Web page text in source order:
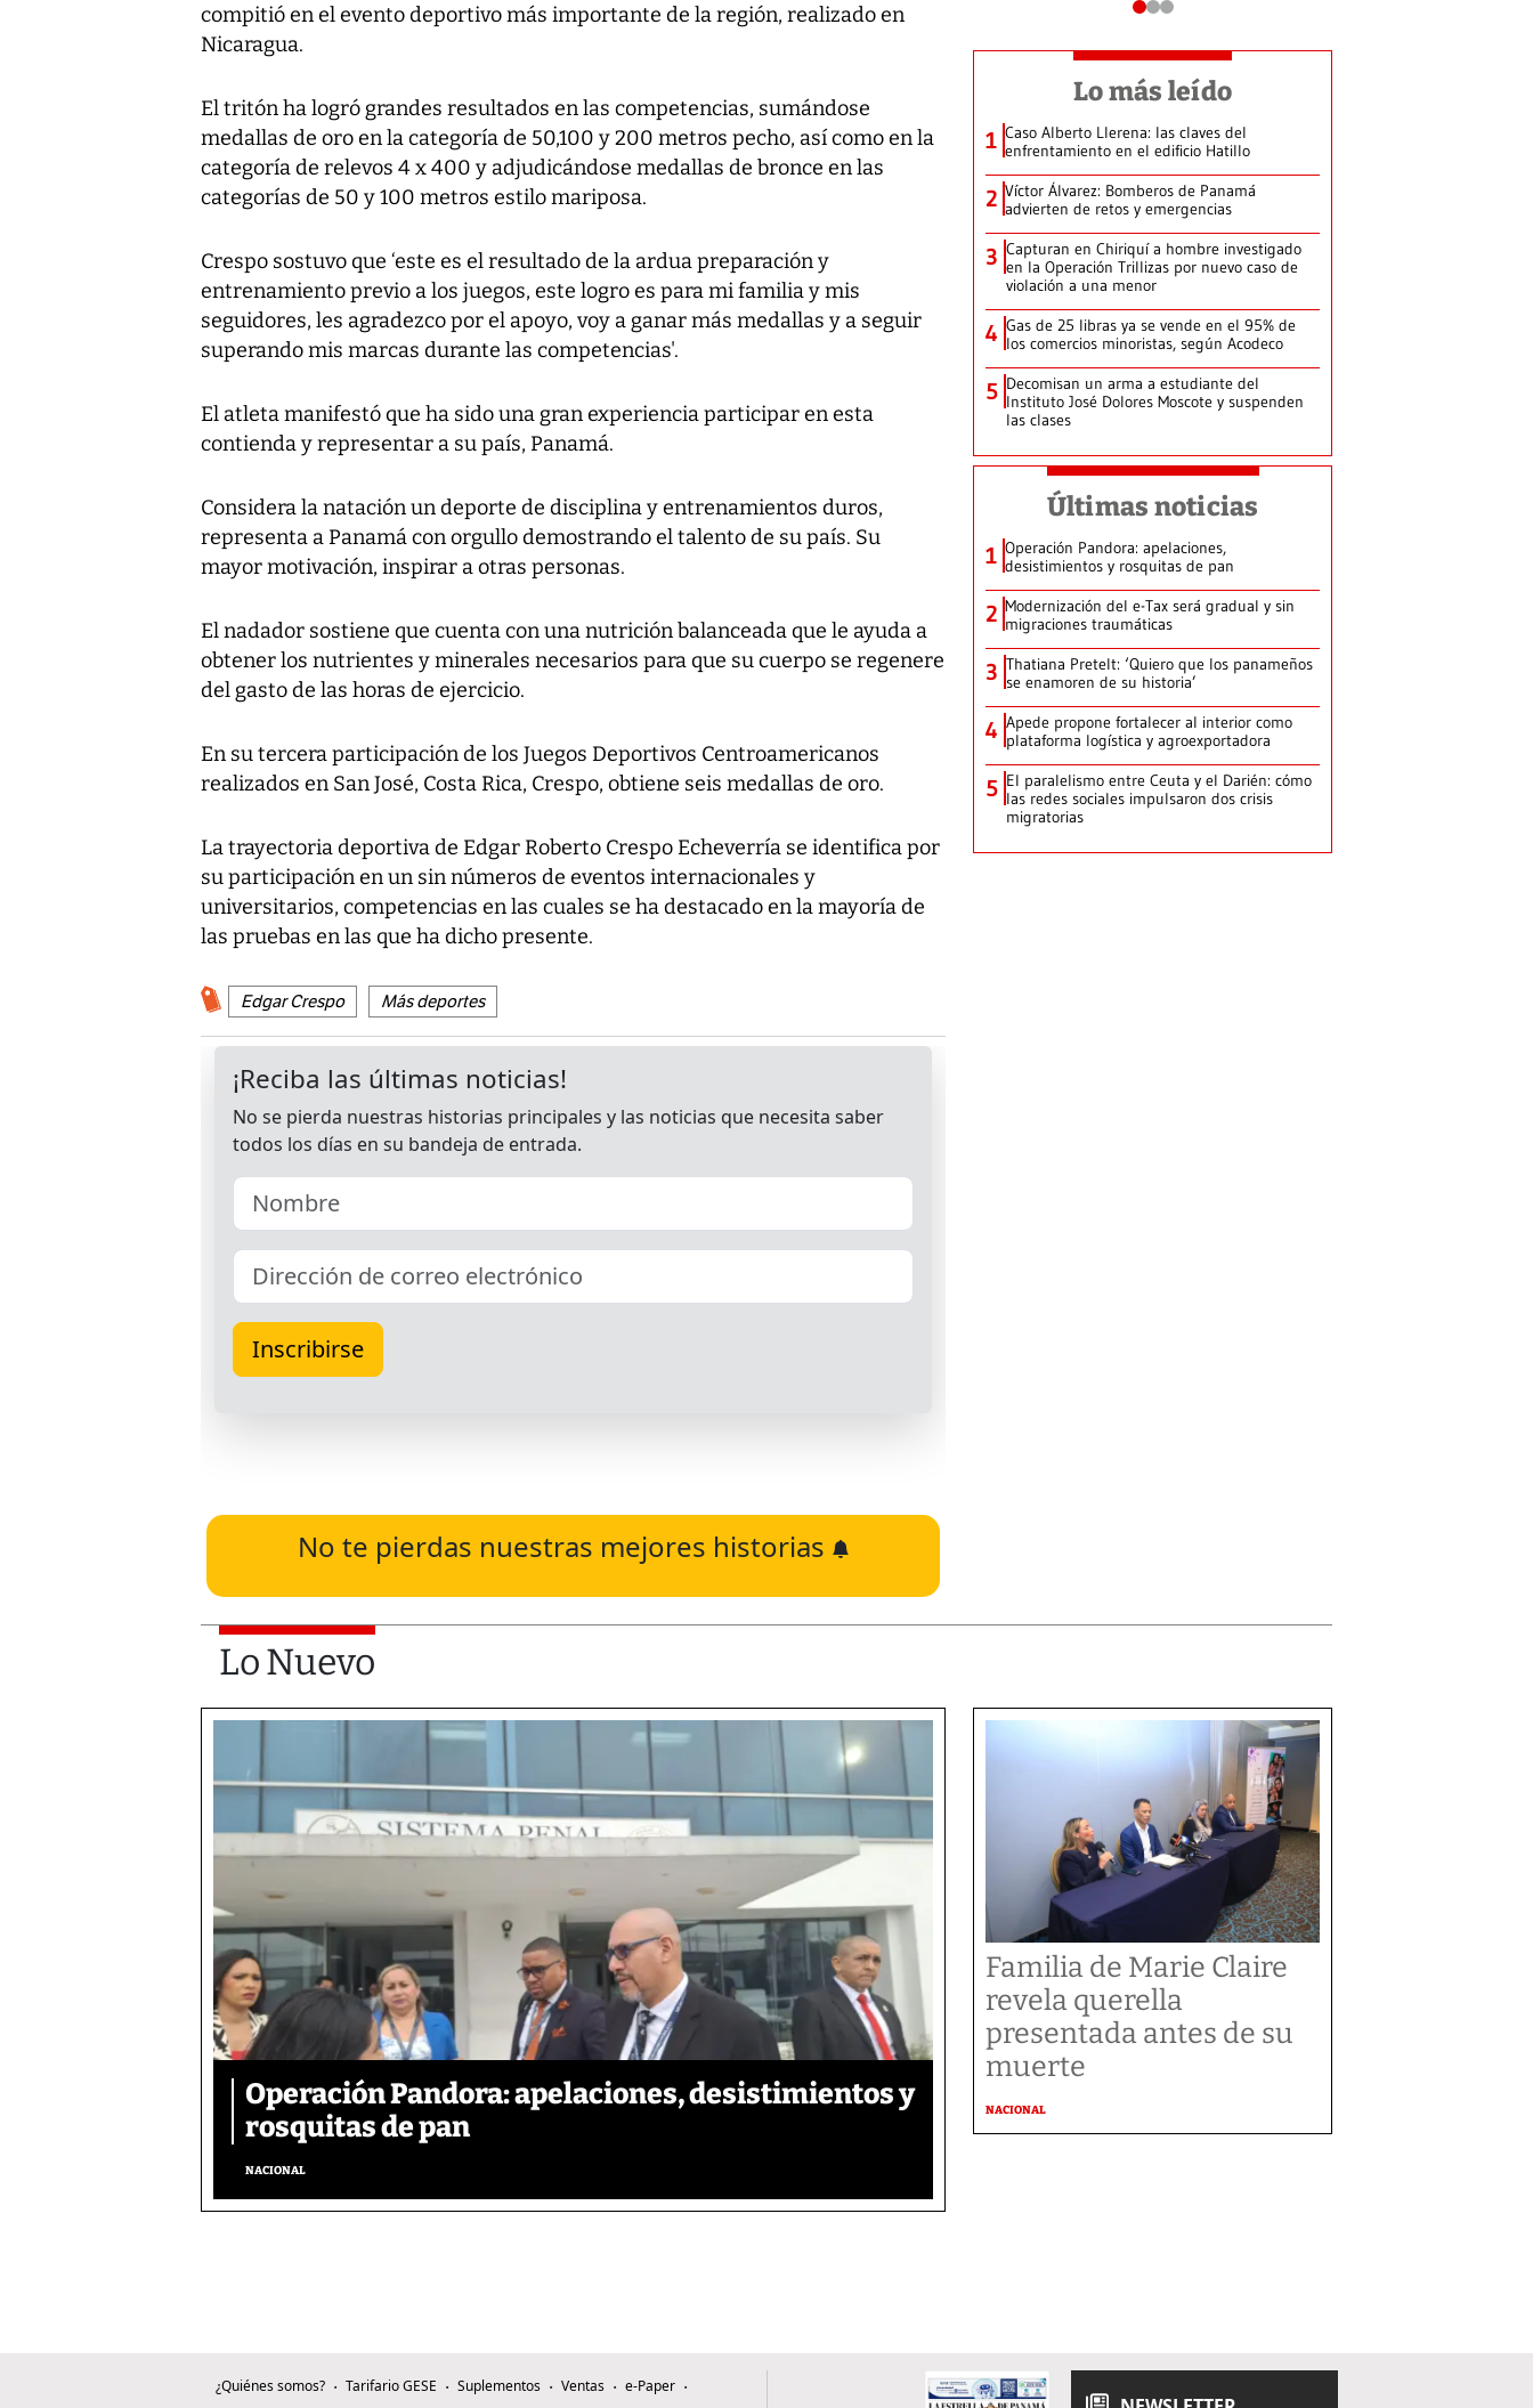
compitió en el evento deportivo más importante de la región, realizado en
Nicaragua.
El tritón ha logró grandes resultados en las competencias, sumándose
medallas de oro en la categoría de 50,100 y 200 metros pecho, así como en la
categoría de relevos 4 x 400 y adjudicándose medallas de bronce en las
categorías de 50 y 100 metros estilo mariposa.
Crespo sostuvo que ‘este es el resultado de la ardua preparación y
entrenamiento previo a los juegos, este logro es para mi familia y mis
seguidores, les agradezco por el apoyo, voy a ganar más medallas y a seguir
superando mis marcas durante las competencias'.
El atleta manifestó que ha sido una gran experiencia participar en esta
contienda y representar a su país, Panamá.
Considera la natación un deporte de disciplina y entrenamientos duros,
representa a Panamá con orgullo demostrando el talento de su país. Su
mayor motivación, inspirar a otras personas.
El nadador sostiene que cuenta con una nutrición balanceada que le ayuda a
obtener los nutrientes y minerales necesarios para que su cuerpo se regenere
del gasto de las horas de ejercicio.
En su tercera participación de los Juegos Deportivos Centroamericanos
realizados en San José, Costa Rica, Crespo, obtiene seis medallas de oro.
La trayectoria deportiva de Edgar Roberto Crespo Echeverría se identifica por
su participación en un sin números de eventos internacionales y
universitarios, competencias en las cuales se ha destacado en la mayoría de
las pruebas en las que ha dicho presente.
Edgar Crespo Más deportes
No te pierdas nuestras mejores historias
Lo más leído
1 Caso Alberto Llerena: las claves del
enfrentamiento en el edificio Hatillo
2 Víctor Álvarez: Bomberos de Panamá
advierten de retos y emergencias
3 Capturan en Chiriquí a hombre investigado
en la Operación Trillizas por nuevo caso de
violación a una menor
4 Gas de 25 libras ya se vende en el 95% de
los comercios minoristas, según Acodeco
5 Decomisan un arma a estudiante del
Instituto José Dolores Moscote y suspenden
las clases
Últimas noticias
1 Operación Pandora: apelaciones,
desistimientos y rosquitas de pan
2 Modernización del e-Tax será gradual y sin
migraciones traumáticas
3 Thatiana Pretelt: ‘Quiero que los panameños
se enamoren de su historia’
4 Apede propone fortalecer al interior como
plataforma logística y agroexportadora
5 El paralelismo entre Ceuta y el Darién: cómo
las redes sociales impulsaron dos crisis
migratorias
Lo Nuevo
Operación Pandora: apelaciones, desistimientos y
rosquitas de pan
NACIONAL
Familia de Marie Claire
revela querella
presentada antes de su
muerte
NACIONAL
¿Quiénes somos? Tarifario GESE Suplementos Ventas
e-Paper